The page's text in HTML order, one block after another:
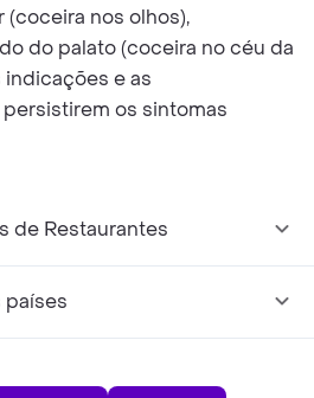
nos olhos),
do palato (coceira no céu da
indicações e as
os sintomas
de Restaurantes